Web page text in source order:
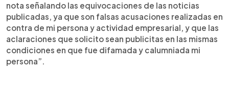
nota señalando las equivocaciones de las noticias
publicadas, ya que son falsas acusaciones realizadas en
contra de mi persona y actividad empresarial, y que las
aclaraciones que solicito sean publicitas en las mismas
condiciones en que fue difamada y calumniada mi
persona”.